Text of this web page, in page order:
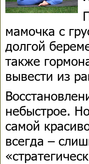
мамочка с
долгой
также
вывести из
небыстрое.
самой
всегда –